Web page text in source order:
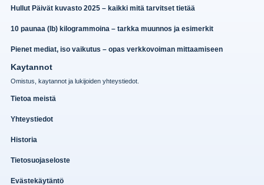
Hullut Päivät kuvasto 2025 – kaikki mitä tarvitset tietää
10 paunaa (lb) kilogrammoina – tarkka muunnos ja esimerkit
Pienet mediat, iso vaikutus – opas verkkovoiman mittaamiseen
Kaytannot
Omistus, kaytannot ja lukijoiden yhteystiedot.
Tietoa meistä
Yhteystiedot
Historia
Tietosuojaseloste
Evästekäytäntö